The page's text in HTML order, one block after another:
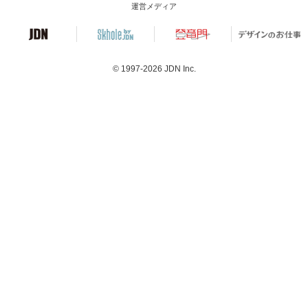
運営メディア
© 1997-2026 JDN Inc.